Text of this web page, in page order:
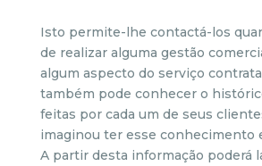
Isto permite-lhe contactá-los
de realizar alguma gestão
algum aspecto do serviço
também pode conhecer o
feitas por cada um de seus
imaginou ter esse conhecimento
A partir desta informação poderá